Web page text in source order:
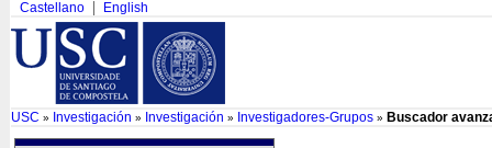
Castellano English
USC » Investigación » Investigación » Investigadores-Grupos » Buscador